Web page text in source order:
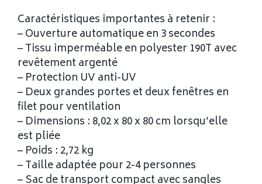
Caractéristiques importantes à retenir :
– Ouverture automatique en 3 secondes
– Tissu imperméable en polyester 190T avec
revêtement argenté
– Protection UV anti-UV
– Deux grandes portes et deux fenêtres en
filet pour ventilation
– Dimensions : 8,02 x 80 x 80 cm lorsqu’elle
est pliée
– Poids : 2,72 kg
– Taille adaptée pour 2-4 personnes
– Sac de transport compact avec sangles